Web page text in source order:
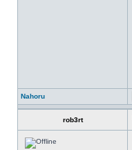
Nahoru
rob3rt